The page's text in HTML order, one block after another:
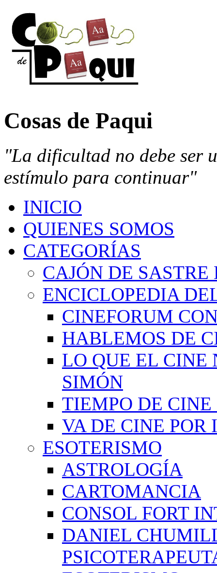
Cosas de Paqui
"La dificultad no debe ser
estímulo para continuar"
INICIO
QUIENES SOMOS
CATEGORÍAS
CAJÓN DE
ENCICLOPEDIA
CINEFORUM
HABLEMOS DE
LO QUE EL CINE
SIMÓN
TIEMPO DE
VA DE CINE
ESOTERISMO
ASTROLOGÍA
CARTOMANCIA
CONSOL FORT
DANIEL